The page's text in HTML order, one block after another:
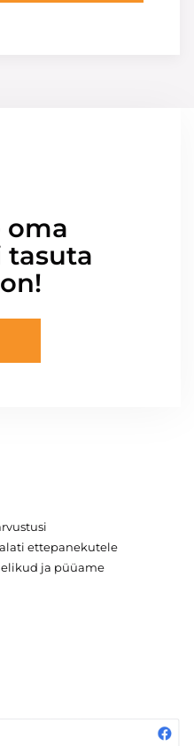
oma
tasuta
ettepanekutele
ja püüame